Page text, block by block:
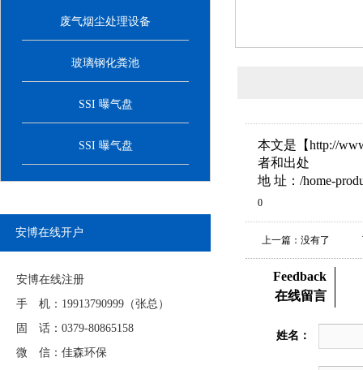
废气烟尘处理设备
玻璃钢化粪池
SSI 曝气盘
SSI 曝气盘
安博在线开户
安博在线注册
手 机：19913790999（张总）
固 话：0379-80865158
微 信：佳森环保
本文是【http://
者和出处
地 址：/home-
0
上一篇：没有了
Feedback
在线留言
姓名：